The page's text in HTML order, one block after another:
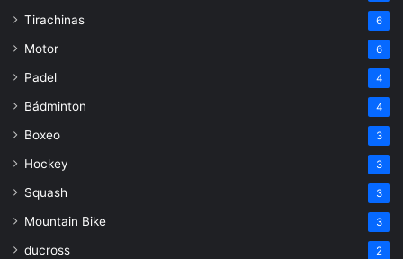
Tirachinas 6
Motor 6
Padel 4
Bádminton 4
Boxeo 3
Hockey 3
Squash 3
Mountain Bike 3
ducross 2